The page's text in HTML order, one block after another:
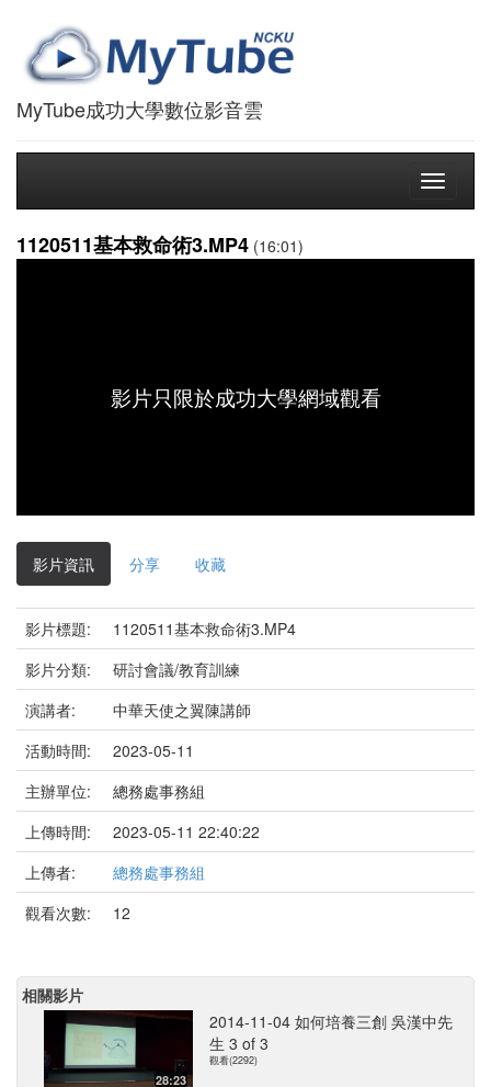
MyTube成功大學數位影音雲
Toggle
1120511基本救命術3.MP4 (16:01)
影片只限於成功大學網域觀看
影片資訊 分享 收藏
影片標題:
1120511基本救命術3.MP4
影片分類:
研討會議/教育訓練
演講者:
中華天使之翼陳講師
活動時間:
2023-05-11
主辦單位:
總務處事務組
上傳時間:
2023-05-11 22:40:22
上傳者:
總務處事務組
觀看次數:
12
相關影片
28:23
2014-11-04 如何培養三創 吳漢中先
生 3 of 3
觀看(2292)